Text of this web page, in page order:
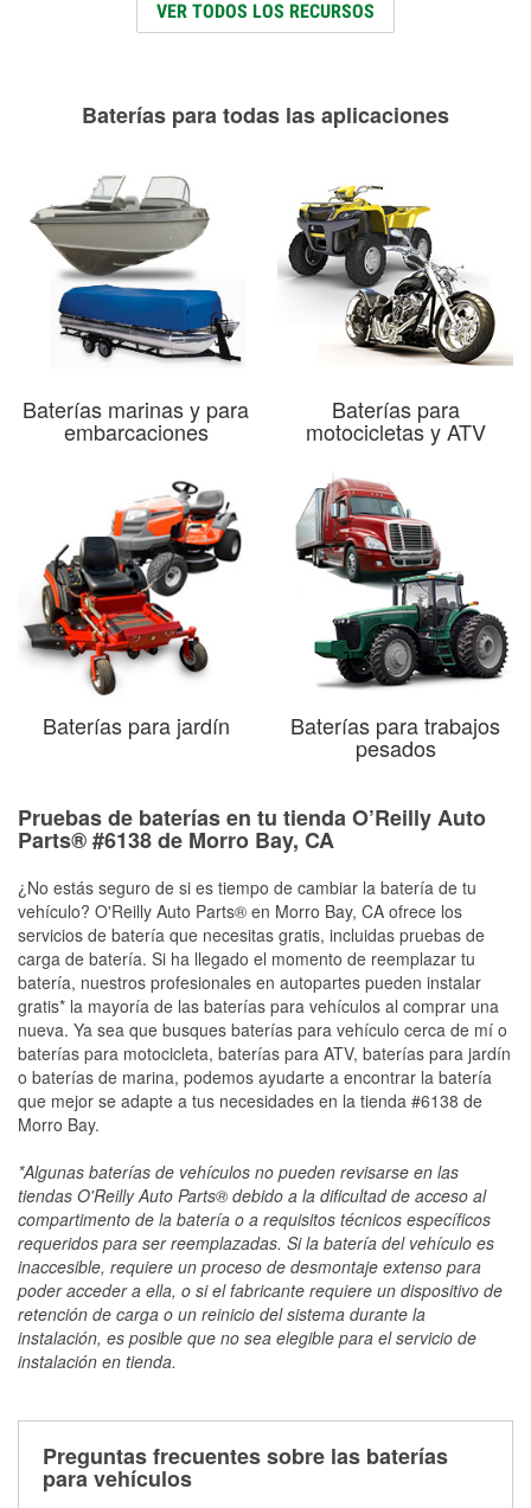
VER TODOS LOS RECURSOS
Baterías para todas las aplicaciones
Baterías marinas y para
embarcaciones
Baterías para
motocicletas y ATV
Baterías para jardín Baterías para trabajos
pesados
Pruebas de baterías en tu tienda O’Reilly Auto
Parts® #6138 de Morro Bay, CA
¿No estás seguro de si es tiempo de cambiar la batería de tu
vehículo? O'Reilly Auto Parts® en Morro Bay, CA ofrece los
servicios de batería que necesitas gratis, incluidas pruebas de
carga de batería. Si ha llegado el momento de reemplazar tu
batería, nuestros profesionales en autopartes pueden instalar
gratis* la mayoría de las baterías para vehículos al comprar una
nueva. Ya sea que busques baterías para vehículo cerca de mí o
baterías para motocicleta, baterías para ATV, baterías para jardín
o baterías de marina, podemos ayudarte a encontrar la batería
que mejor se adapte a tus necesidades en la tienda #6138 de
Morro Bay.
*Algunas baterías de vehículos no pueden revisarse en las
tiendas O'Reilly Auto Parts® debido a la dificultad de acceso al
compartimento de la batería o a requisitos técnicos específicos
requeridos para ser reemplazadas. Si la batería del vehículo es
inaccesible, requiere un proceso de desmontaje extenso para
poder acceder a ella, o si el fabricante requiere un dispositivo de
retención de carga o un reinicio del sistema durante la
instalación, es posible que no sea elegible para el servicio de
instalación en tienda.
Preguntas frecuentes sobre las baterías
para vehículos